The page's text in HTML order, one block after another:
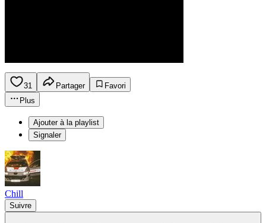
31 Partager
Favori
Plus
Ajouter à la playlist
Signaler
Chill
Suivre